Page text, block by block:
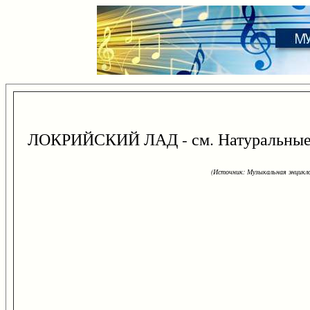
ЛОКРИЙСКИЙ ЛАД - см. Натуральные
(Источник: Музыкальная